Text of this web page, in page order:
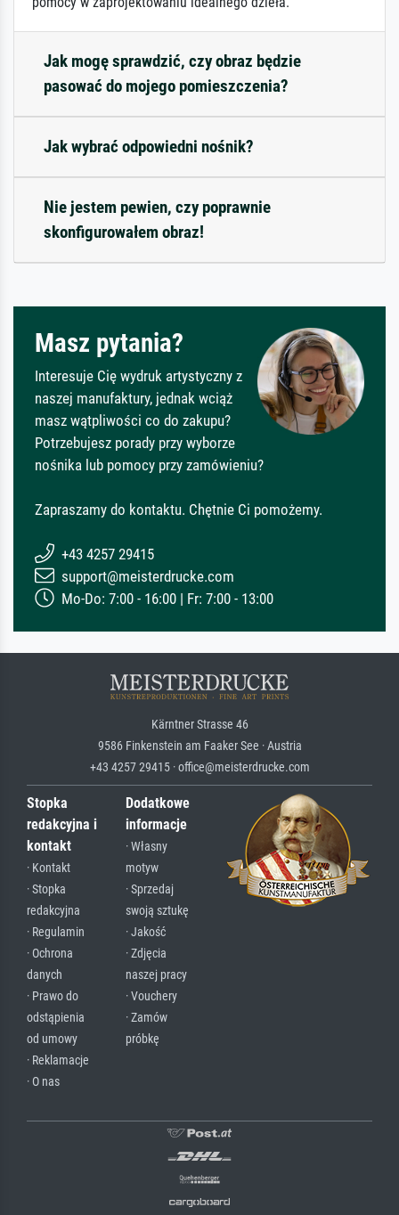
Jak mogę sprawdzić, czy obraz będzie
pasować do mojego pomieszczenia?
Jak wybrać odpowiedni nośnik?
Nie jestem pewien, czy poprawnie
skonfigurowałem obraz!
Masz pytania?
Interesuje Cię wydruk artystyczny z
naszej manufaktury, jednak wciąż
masz wątpliwości co do zakupu?
Potrzebujesz porady przy wyborze
nośnika lub pomocy przy zamówieniu?
Zapraszamy do kontaktu. Chętnie Ci pomożemy.
+43 4257 29415
support@meisterdrucke.com
Mo-Do: 7:00 - 16:00 | Fr: 7:00 - 13:00
Kärntner Strasse 46
9586 Finkenstein am Faaker See · Austria
+43 4257 29415 · office@meisterdrucke.com
Stopka
redakcyjna i
kontakt
· Kontakt
· Stopka
redakcyjna
· Regulamin
· Ochrona
danych
· Prawo do
odstąpienia
od umowy
· Reklamacje
· O nas
Dodatkowe
informacje
· Własny
motyw
· Sprzedaj
swoją sztukę
· Jakość
· Zdjęcia
naszej pracy
· Vouchery
· Zamów
próbkę